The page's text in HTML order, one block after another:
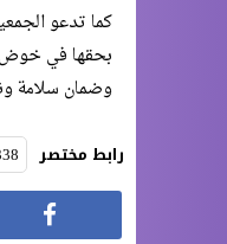
​كما تدعو
بحقها في خوض
وضمان سلامة
رابط مختصر